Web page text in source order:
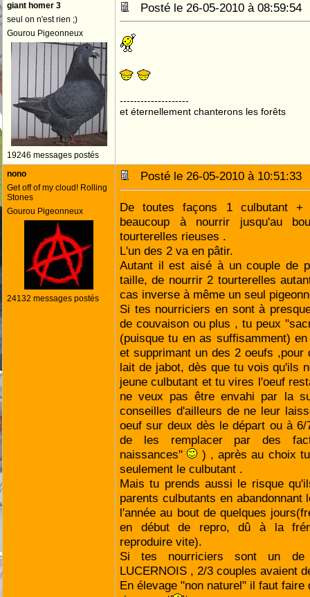
giant homer 3
seul on n'est rien ;)
Gourou Pigeonneux
19246 messages postés
Posté le 26-05-2010 à
--------------------
et éternellement chanterons les forêts
nono
Get off of my cloud! Rolling
Stones
Gourou Pigeonneux
24132 messages postés
Posté le 26-05-2010 à
De toutes façons 1 culbutant
beaucoup à nourrir jusqu'au
tourterelles rieuses .
L'un des 2 va en pâtir.
Autant il est aisé à un couple de
taille, de nourrir 2 tourterelles
cas inverse à même un seul
Si tes nourriciers en sont à
de couvaison ou plus , tu peux
(puisque tu en as suffisamment)
et supprimant un des 2 oeufs ,pour
lait de jabot, dès que tu vois qu'ils
jeune culbutant et tu vires l'oeuf
ne veux pas être envahi par la
conseilles d'ailleurs de ne leur
oeuf sur deux dès le départ ou à
de les remplacer par des
naissances"
) , après au choix
seulement le culbutant .
Mais tu prends aussi le risque
parents culbutants en abandonnant
l'année au bout de quelques
en début de repro, dû à la
reproduire vite).
Si tes nourriciers sont un
LUCERNOIS , 2/3 couples avaient
En élevage "non naturel" il faut